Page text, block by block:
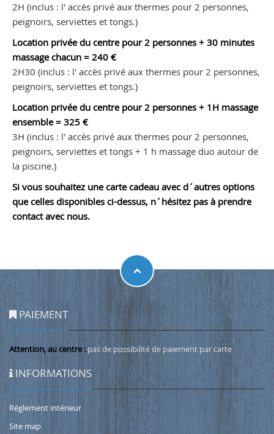
2H (inclus : l' accès privé aux thermes pour 2 personnes,
peignoirs, serviettes et tongs.)
Location privée du centre pour 2 personnes + 30 minutes
massage chacun = 240 €
2H30 (inclus : l' accès privé aux thermes pour 2 personnes,
peignoirs, serviettes et tongs.)
Location privée du centre pour 2 personnes + 1H massage
ensemble = 325 €
3H (inclus : l' accès privé aux thermes pour 2 personnes,
peignoirs, serviettes et tongs + 1 h massage duo autour de
la piscine.)
Si vous souhaitez une carte cadeau avec d´autres options
que celles disponibles ci-dessus, n´hésitez pas à prendre
contact avec nous.
PAIEMENT
Attention, au centre :pas de possibilité de paiement par carte
INFORMATIONS
Règlement intérieur
Site map